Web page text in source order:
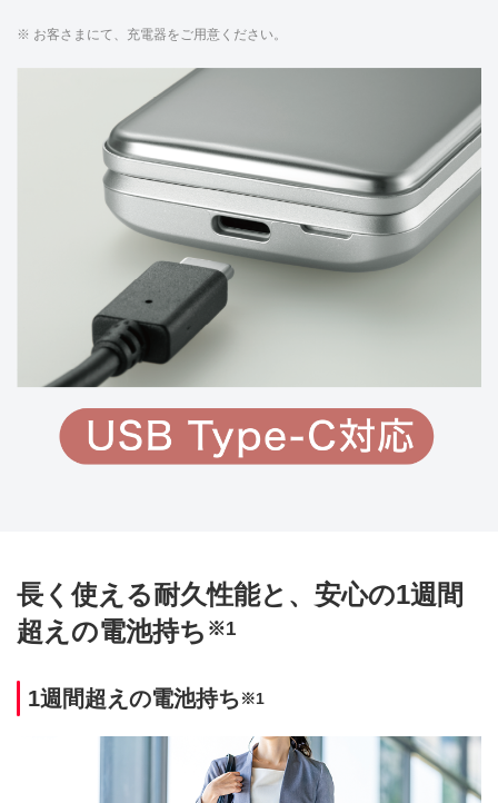
※ お客さまにて、充電器をご用意ください。
長く使える耐久性能と、安心の1週間
超えの電池持ち ※1
1週間超えの電池持ち※1